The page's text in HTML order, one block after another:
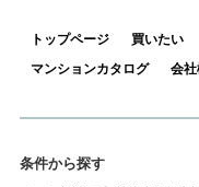
トップページ 買いたい
マンションカタログ
会
条件から探す